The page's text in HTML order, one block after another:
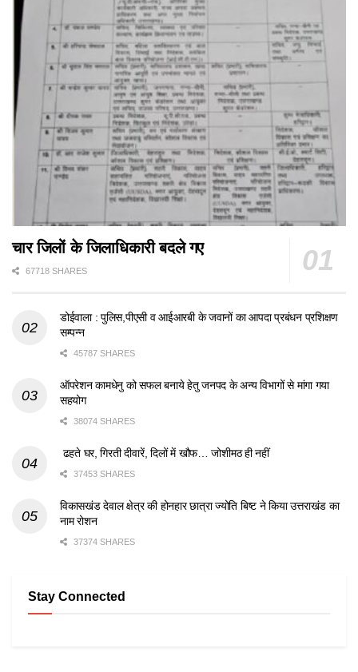
चार जिलों के जिलाधिकारी बदले गए
67718 SHARES
डोईवाला : पुलिस,पीएसी व आईआरबी के जवानों का आपदा प्रबंधन प्रशिक्षण
सम्पन्न
45787 SHARES
ऑपरेशन कामधेनु को सफल बनाये हेतु जनपद के अन्य विभागों से मांगा गया
सहयोग
38074 SHARES
ढहते घर, गिरती दीवारें, दिलों में खौफ… जोशीमठ ही नहीं
37453 SHARES
विकासखंड देवाल क्षेत्र की होनहार छात्रा ज्योति बिष्ट ने किया उत्तराखंड का
नाम रोशन
37374 SHARES
Stay Connected